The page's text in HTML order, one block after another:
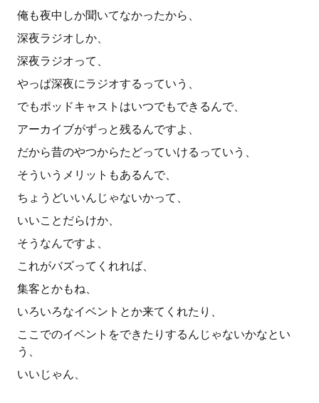
俺も夜中しか聞いてなかったから、
深夜ラジオしか、
深夜ラジオって、
やっぱ深夜にラジオするっていう、
でもポッドキャストはいつでもできるんで、
アーカイブがずっと残るんですよ、
だから昔のやつからたどっていけるっていう、
そういうメリットもあるんで、
ちょうどいいんじゃないかって、
いいことだらけか、
そうなんですよ、
これがバズってくれれば、
集客とかもね、
いろいろなイベントとか来てくれたり、
ここでのイベントをできたりするんじゃないかなとい
う、
いいじゃん、